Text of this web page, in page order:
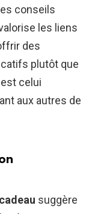
conseils
les liens
des
plutôt que
celui
aux autres de
cadeau suggère